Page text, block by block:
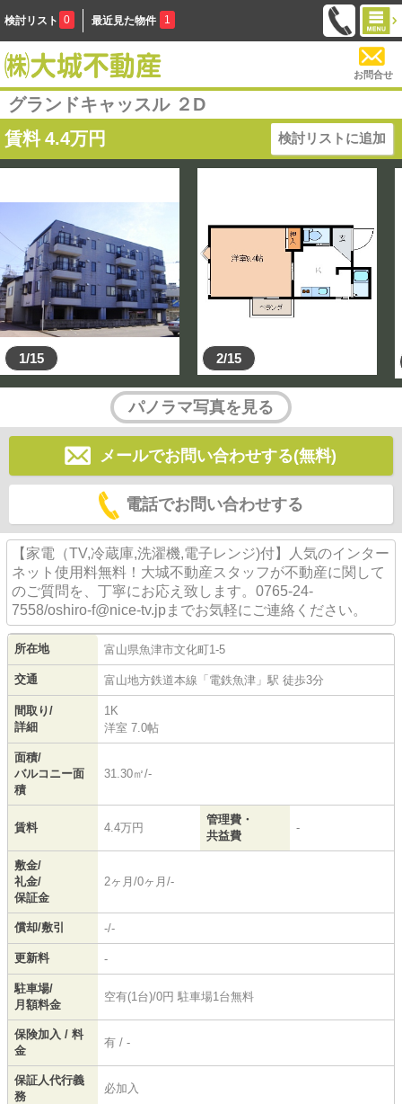
検討リスト 0 最近見た物件 1
お問合せ
グランドキャッスル ２D
賃料 4.4万円 検討リストに追加
1/15 2/15
パノラマ写真を見る
メールでお問い合わせする(無料)
電話でお問い合わせする
【家電（TV,冷蔵庫,洗濯機,電子レンジ)付】人気のインター
ネット使用料無料！大城不動産スタッフが不動産に関して
のご質問を、丁寧にお応え致します。0765-24-
7558/oshiro-f@nice-tv.jpまでお気軽にご連絡ください。
所在地 富山県魚津市文化町1-5
交通 富山地方鉄道本線 「 電鉄魚津 」駅 徒歩3分
間取り/
詳細
1K
洋室 7.0帖
面積/
バルコニー面
積
31.30㎡/-
賃料 4.4万円
管理費・
共益費
-
敷金/
礼金/
保証金
2ヶ月/0ヶ月/-
償却/敷引 -/-
更新料 -
駐車場/
月額料金
空有(1台)/0円 駐車場1台無料
保険加入 / 料
金
有 / -
保証人代行義
務
必加入